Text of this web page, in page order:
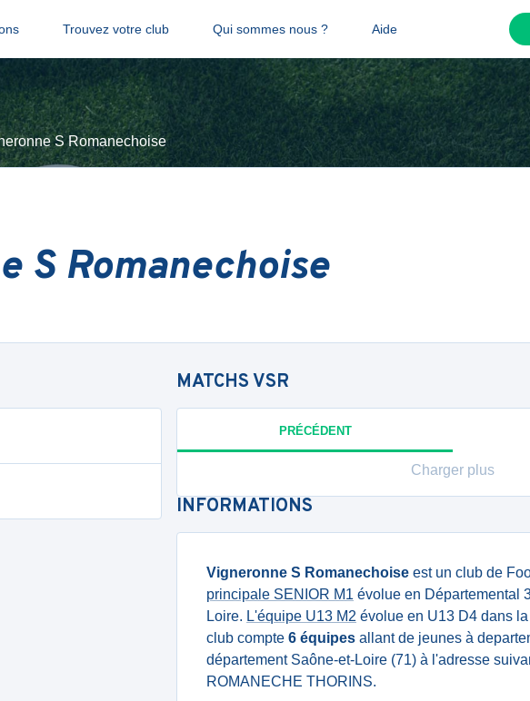
Trouvez votre club Qui sommes nous ? Aide
S Romanechoise
S Romanechoise
MATCHSVSR
PRÉCÉDENT
Charger plus
INFORMATIONS
Vigneronne S Romanechoise est un club de
principale SENIOR M1 évolue en Départemental
Loire. L'équipe U13 M2 évolue en U13 D4 dans
club compte 6 équipes allant de jeunes à
département Saône-et-Loire (71) à l'adresse
ROMANECHE THORINS.